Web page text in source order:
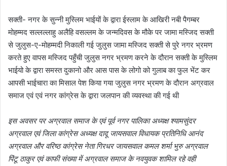
सक्ती- नगर के सुन्नी मुस्लिम भाईयों के द्वारा ईस्लाम के आखिरी नबी पैगम्बर
मोहम्मद सल्लल्लाहु अलैहि वसल्लम के जन्मदिवस के मौके पर जामा मस्जिद सक्ती
से जुलुस-ए-मोहम्मदी निकाली गई जुलुस जामा मस्जिद सक्ती से पुरे नगर भ्रमण
करते हुए वापस मस्जिद पहुँची जुलुस नगर भ्रमण करने के दौरान सक्ती के मुस्लिम
भाईयो के द्वारा समस्त दुकानो और आस पास के लोगो को गुलाब का फुल भेंट कर
आपसी भाईचारा का मिसाल पेश किया गया जुलुस नगर भ्रमण के दौरान अग्रवाल
समाज एवं एवं नगर कांग्रेस के द्वारा जलपान की व्यवस्था की गई थी
इस अवसर पर अग्रवाल समाज के एवं पूर्व नगर पालिका अध्यक्ष श्यामसुंदर
अग्रवाल एवं जिला कांग्रेस अध्यक्ष दादू जायसवाल विधायक प्रतिनिधि आनंद
अग्रवाल और वरिष्ठ कांग्रेस नेता गिरधर जायसवाल कमल शर्मा भुरु अग्रवाल‌‌
पिंटू ठाकुर एवं काफी संख्या में अग्रवाल समाज के नवयुवक शामिल रहे वही